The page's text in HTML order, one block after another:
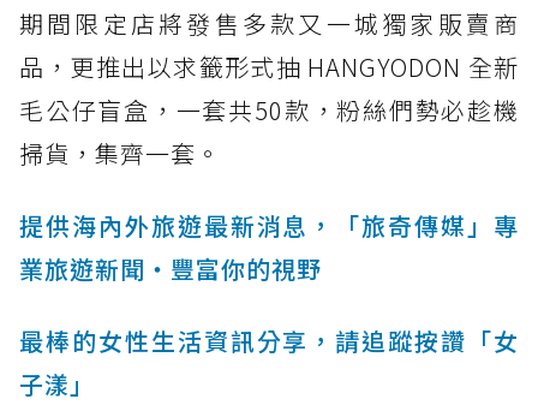
期間限定店將發售多款又一城獨家販賣商
品，更推出以求籤形式抽 HANGYODON 全新
毛公仔盲盒，一套共50款，粉絲們勢必趁機
掃貨，集齊一套。
提供海內外旅遊最新消息，「旅奇傳媒」專
業旅遊新聞‧豐富你的視野
最棒的女性生活資訊分享，請追蹤按讚「女
子漾」